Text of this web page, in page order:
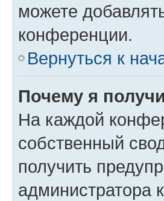
можете
конференции.
Вернуться к
Почему я
На каждой
собственный
получить
администратора